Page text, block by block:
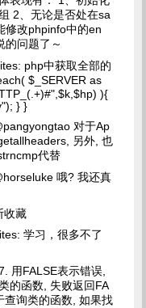
2、无论是否处在sa
修改phpinfo中的en
的问题了～
php中获取全部的
$_SERVER as
){
} }
对于Ap
另外, 也
代替
哦? 我还真
收藏
学习，很多不了
用FALSE表示错误,
的函数, 失败返回FA
查询类的函数, 如果找